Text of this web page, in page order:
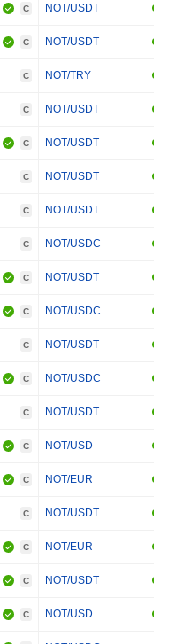
C NOT/USDT
C NOT/USDT
C NOT/TRY
C NOT/USDT
C NOT/USDT
C NOT/USDT
C NOT/USDT
C NOT/USDC
C NOT/USDT
C NOT/USDC
C NOT/USDT
C NOT/USDC
C NOT/USDT
C NOT/USD
C NOT/EUR
C NOT/USDT
C NOT/EUR
C NOT/USDT
C NOT/USD